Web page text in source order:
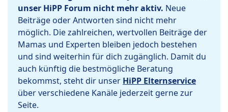
unser HiPP Forum nicht mehr aktiv. Neue
Beiträge oder Antworten sind nicht mehr
möglich. Die zahlreichen, wertvollen Beiträge der
Mamas und Experten bleiben jedoch bestehen
und sind weiterhin für dich zugänglich. Damit du
auch künftig die bestmögliche Beratung
bekommst, steht dir unser HiPP Elternservice
über verschiedene Kanäle jederzeit gerne zur
Seite.